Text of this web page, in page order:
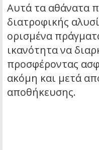
Αυτά τα αθάνατα
διατροφικής
ορισμένα
ικανότητα να
προσφέροντας
ακόμη και μετά
αποθήκευσης.